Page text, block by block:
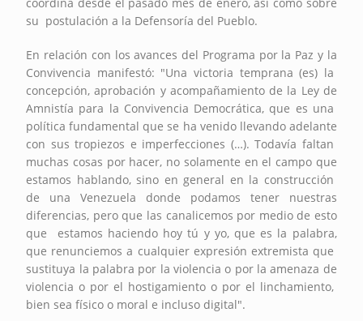
su postulación a la Defensoría del Pueblo.
En relación con los avances del Programa por la Paz y la
Convivencia manifestó: "Una victoria temprana (es) la
concepción, aprobación y acompañamiento de la Ley de
Amnistía para la Convivencia Democrática, que es una
política fundamental que se ha venido llevando adelante
con sus tropiezos e imperfecciones (…). Todavía faltan
muchas cosas por hacer, no solamente en el campo que
estamos hablando, sino en general en la construcción
de una Venezuela donde podamos tener nuestras
diferencias, pero que las canalicemos por medio de esto
que estamos haciendo hoy tú y yo, que es la palabra,
que renunciemos a cualquier expresión extremista que
sustituya la palabra por la violencia o por la amenaza de
violencia o por el hostigamiento o por el linchamiento,
bien sea físico o moral e incluso digital".